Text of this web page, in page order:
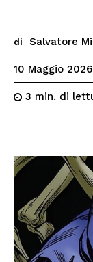
di Salvatore
10 Maggio 2026
3 min. di